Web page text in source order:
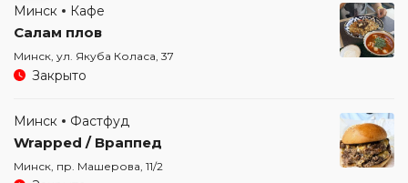
Минск
Кафе
Салам плов
Минск, ул. Якуба Коласа, 37
Закрыто
Минск Фастфуд
Wrapped / Враппед
Минск, пр. Машерова, 11/2